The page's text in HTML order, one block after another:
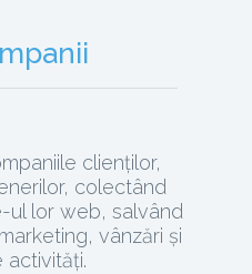
clienților,
colectând
ul lor web, salvând
vânzări și
activități.